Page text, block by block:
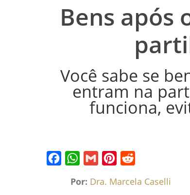
Bens após
Você sabe se
entram na
funciona,
Por: Dra. Marcela Caselli